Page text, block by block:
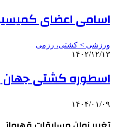
اسامی اعضای
ورزشی > کشتی، رزمی
۱۴۰۲/۱۲/۱۳
اسطوره کشتی جهان
۱۴۰۴/۰۱/۰۹